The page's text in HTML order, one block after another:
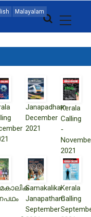
Malayalam
NAVIGATION
Janapadham
December
2021
Kerala
Calling
-
2021
Samakalika
Janapatham
September
Kerala
Calling